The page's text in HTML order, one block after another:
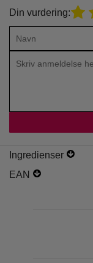
Din vurdering:
Ingredienser
EAN